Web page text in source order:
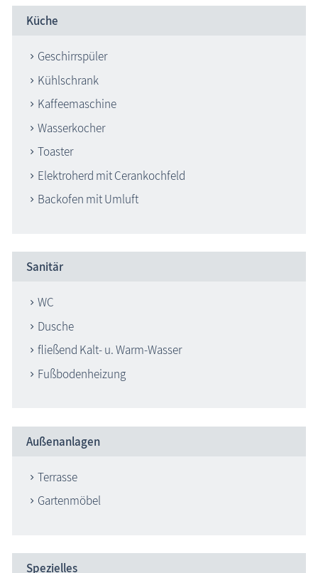
Küche
Geschirrspüler
Kühlschrank
Kaffeemaschine
Wasserkocher
Toaster
Elektroherd mit Cerankochfeld
Backofen mit Umluft
Sanitär
WC
Dusche
fließend Kalt- u. Warm-Wasser
Fußbodenheizung
Außenanlagen
Terrasse
Gartenmöbel
Spezielles